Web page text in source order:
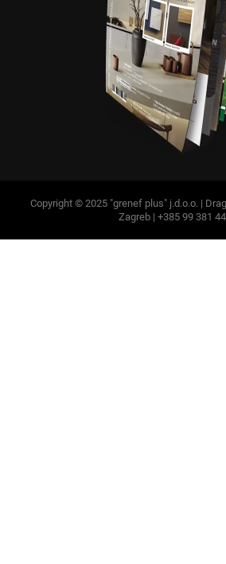
Copyright © 2025 "grenef plus" j.d.o.o. |
Zagreb | +385 99 381